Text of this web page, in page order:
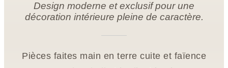
Design moderne et exclusif pour une
décoration intérieure pleine de caractère.
Pièces faites main en terre cuite et faïence